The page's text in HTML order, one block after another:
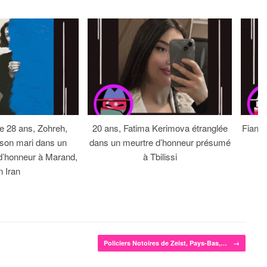
28 ans, Zohreh,
mari dans un
à Marand,
Iran
20 ans, Fatima Kerimova étranglée
dans un meurtre d’honneur présumé
à Tbilissi
Policiers Notoires de Zeist, Pays-Bas,… →